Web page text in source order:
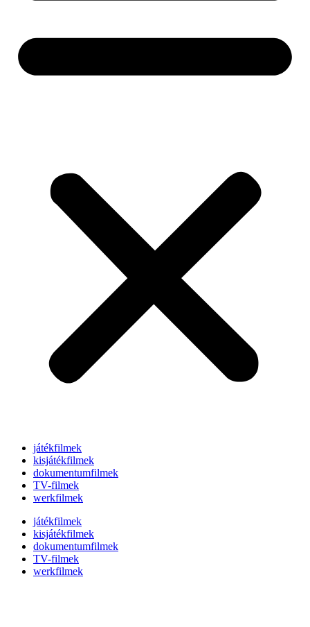
játékfilmek
kisjátékfilmek
dokumentumfilmek
TV-filmek
werkfilmek
játékfilmek
kisjátékfilmek
dokumentumfilmek
TV-filmek
werkfilmek